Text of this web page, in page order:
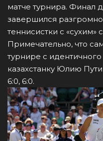
матче турнира. Финал
завершился
теннисистки с «сухим»
Примечательно, что
турнире с идентичного
казахстанку Юлию
6:0, 6:0.